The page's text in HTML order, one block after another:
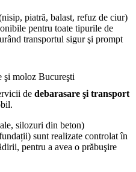
piatră, balast, refuz de ciur)
pentru toate tipurile de
transportul sigur şi prompt
de debarasare şi transport
silozuri din beton)
sunt realizate controlat în
pentru a avea o prăbuşire